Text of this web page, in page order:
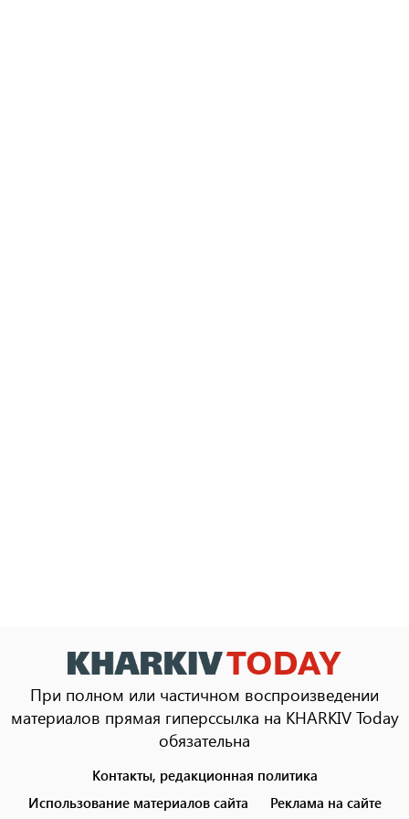
При полном или частичном воспроизведении
материалов прямая гиперссылка на KHARKIV Today
обязательна
menu
Контакты, редакционная политика
Использование материалов сайта
Реклама на сайте